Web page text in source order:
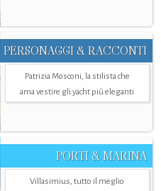
PERSONAGGI & RACCONTI
Patrizia Mosconi, la stilista che
ama vestire gli yacht più eleganti
PORTI & MARINA
Villasimius, tutto il meglio